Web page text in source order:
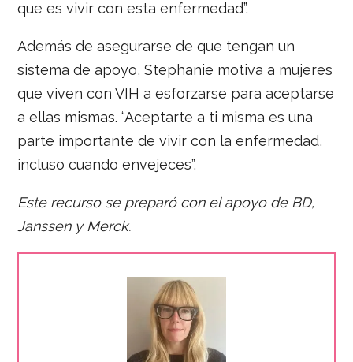
que es vivir con esta enfermedad”.
Además de asegurarse de que tengan un
sistema de apoyo, Stephanie motiva a mujeres
que viven con VIH a esforzarse para aceptarse
a ellas mismas. “Aceptarte a ti misma es una
parte importante de vivir con la enfermedad,
incluso cuando envejeces”.
Este recurso se preparó con el apoyo de BD,
Janssen y Merck.